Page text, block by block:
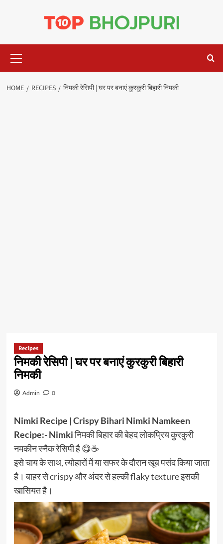
Menu
HOME RECIPES निमकी रेसिपी | घर पर बनाएं कुरकुरी बिहारी निमकी
Recipes
निमकी रेसिपी | घर पर बनाएं कुरकुरी बिहारी
निमकी
Admin 0
Nimki Recipe | Crispy Bihari Nimki Namkeen
Recipe:- Nimkiनिमकी बिहार की बेहद लोकप्रिय कुरकुरी
नमकीन स्नैक रेसिपी है 😋☕
इसे चाय के साथ, त्योहारों में या सफर के दौरान खूब पसंद किया जाता
है। बाहर से crispy और अंदर से हल्की flaky texture इसकी
खासियत है।